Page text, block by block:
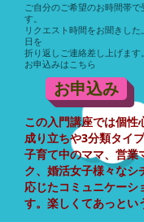
ご自分のご希望のお時間帯
す。
リクエスト時間をお聞きし
日を
折り返しご連絡差し上げます。
お申込みはこちら
お申込み
この入門講座では個性
成り立ちや3分類タイ
子育て中のママ、営業
ク、婚活女子様々なシ
応じたコミュニケーシ
す。楽しくてあっとい